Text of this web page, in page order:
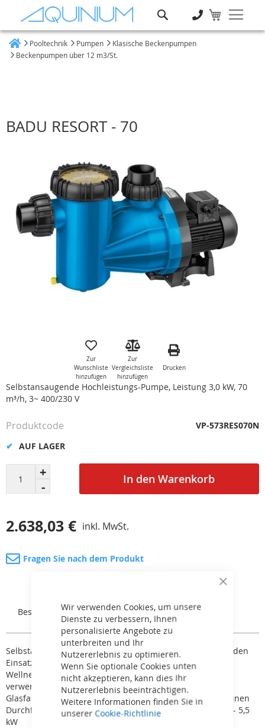
Close
Wir verwenden Cookies, um unsere
Dienste zu verbessern, Ihnen
personalisierte Angebote zu
unterbreiten und Ihr
Nutzererlebnis zu optimieren.
Wenn Sie optionale Cookies unten
nicht akzeptieren, kann dies Ihr
Nutzererlebnis beeinträchtigen.
Weitere Informationen finden Sie in
unserer Cookie-Richtlinie
Pooltechnik Pumpen
Klasische Beckenpumpen
Beckenpumpen über 12 m3/St.
BADU RESORT - 70
Zur
Wunschliste
hinzufügen
Zur
Vergleichsliste
hinzufügen
Drucken
Selbstansaugende Hochleistungs-Pumpe, Leistung 3,0 kW, 70
m³/h, 3~ 400/230 V
In den Warenkorb
2.638,03 € inkl. MwSt.
AUF LAGER
Produktcode VP-573RES070N
Fragen Sie nach dem Produkt
Beschreibung Rezensionen
Selbstansaugende Pumpe BADU RESORT ist geeignet für den
Einsatz in Halboffenen und öffentlichen Anlagen wie z.B.:
Wellness. Sie kann auch als Wasserattraktionenpumpe
verwendet werden. Als Material wurde Kunststoff mit
Glasfaserverstärkung verwendet. Diese Pumpen haben einen
Durchfluss von 30 -- 110 m /h und eine Leistung von 1,5 -- 5,5
kW